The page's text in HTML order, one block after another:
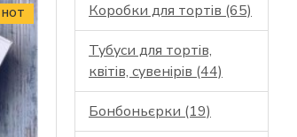
HOT Коробки для тортів (65)
Тубуси для тортів,
квітів, сувенірів (44)
Бонбоньєрки (19)